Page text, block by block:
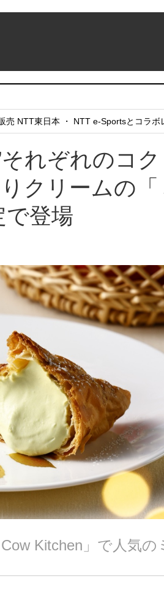
売 NTT東日本 ・ NTT e-Sportsとコラボ
それぞれのコク
クリームの「
登場
Kitchen」で人気の